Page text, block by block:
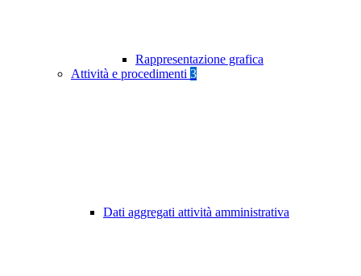
Rappresentazione grafica
Attività e procedimenti 3
Dati aggregati attività amministrativa